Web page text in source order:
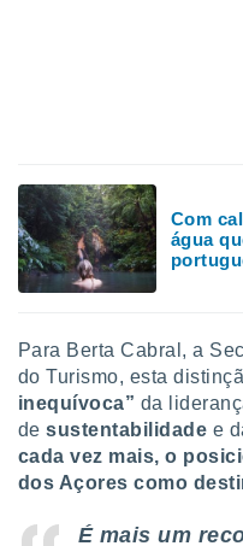
na
o
de
ou aceder
Com
água
Para Berta Cabral, a
do Turismo, esta
inequívoca” da
de sustentabilidade e
cada vez mais, o
dos Açores como
É mais um